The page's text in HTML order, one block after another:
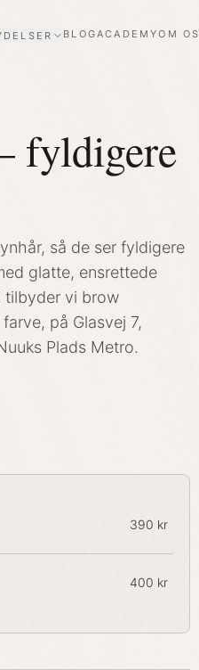
BLOGACADEMYOM OS
fyldigere
så de ser fyldigere
glatte, ensrettede
tilbyder vi brow
på Glasvej 7,
Plads Metro.
390 kr
400 kr